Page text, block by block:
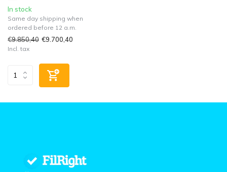
In stock
Same day shipping when
ordered before 12 a.m.
€9.850,40 €9.700,40
Incl. tax